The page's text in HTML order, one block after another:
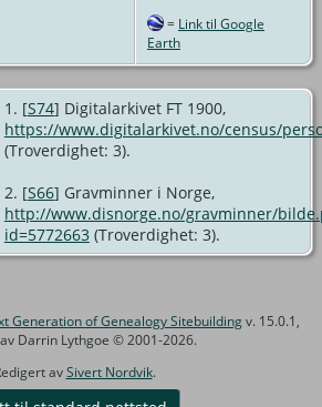
= Link til Google
Earth
[S74] Digitalarkivet FT 1900,
https://www.digitalarkivet.no/census/
(Troverdighet: 3).
[S66] Gravminner i Norge,
http://www.disnorge.no/gravminner/
id=5772663(Troverdighet: 3).
Generation of Genealogy Sitebuildingv. 15.0.1,
Darrin Lythgoe © 2001-2026.
avSivert Nordvik.